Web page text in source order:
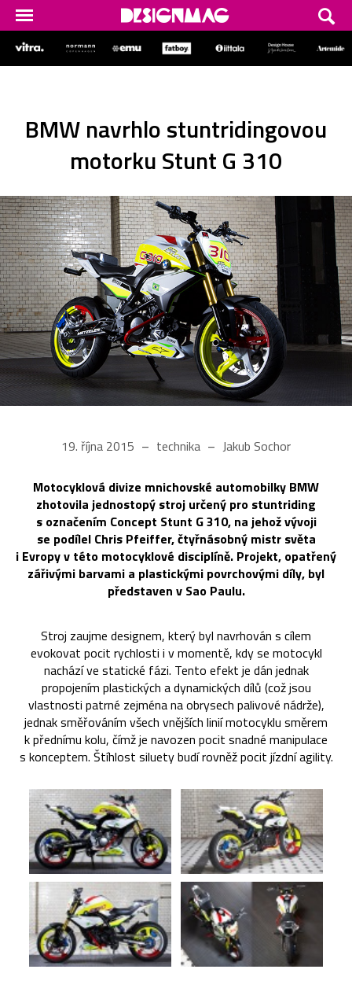
BMW navrhlo stuntridingovou
motorku Stunt G 310
19. října 2015 technika Jakub Sochor
Motocyklová divize mnichovské automobilky BMW
zhotovila jednostopý stroj určený pro stuntriding
s označením Concept Stunt G 310, na jehož vývoji
se podílel Chris Pfeiffer, čtyřnásobný mistr světa
i Evropy v této motocyklové disciplíně. Projekt, opatřený
zářivými barvami a plastickými povrchovými díly, byl
představen v Sao Paulu.
Stroj zaujme designem, který byl navrhován s cílem
evokovat pocit rychlosti i v momentě, kdy se motocykl
nachází ve statické fázi. Tento efekt je dán jednak
propojením plastických a dynamických dílů (což jsou
vlastnosti patrné zejména na obrysech palivové nádrže),
jednak směřováním všech vnějších linií motocyklu směrem
k přednímu kolu, čímž je navozen pocit snadné manipulace
s konceptem. Štíhlost siluety budí rovněž pocit jízdní agility.